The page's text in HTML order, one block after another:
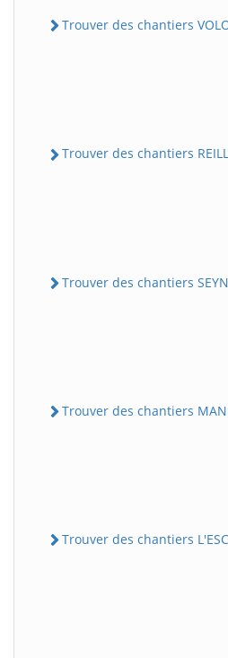
Trouver des chantiers
Trouver des chantiers
Trouver des chantiers
Trouver des chantiers
Trouver des chantiers